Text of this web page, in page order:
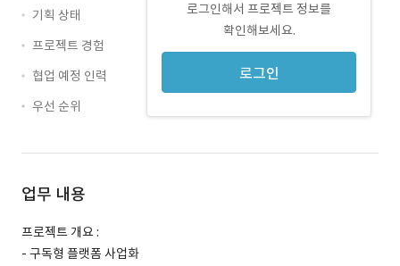
로그인해서 프로젝트 정보를
확인해보세요.
로그인
기획 상태
프로젝트 경험
협업 예정 인력
우선 순위
업무 내용
프로젝트 개요 :
- 구독형 플랫폼 사업화